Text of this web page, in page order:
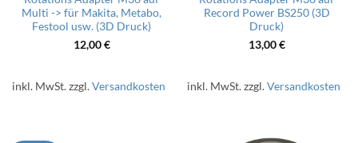
Multi -> für Makita, Metabo,
Festool usw. (3D Druck)
12,00€
inkl. MwSt.zzgl.Versandkosten
Record Power BS250 (3D
Druck)
13,00€
inkl. MwSt.zzgl.Versandkosten